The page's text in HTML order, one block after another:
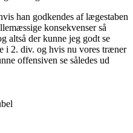
han godkendes af lægestaben
konsekvenser så
altså der kunne jeg godt se
i 2. div. og hvis nu vores træner
offensiven se således ud